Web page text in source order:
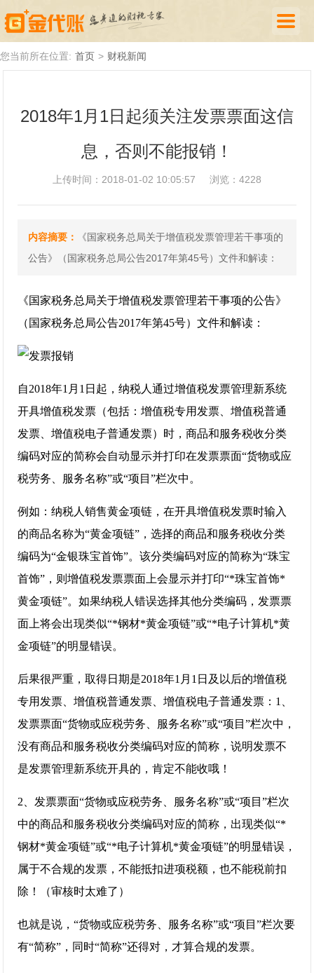
代理记账
厦门落户
财税新闻
关于我们
诚聘英才
您当前所在位置: 首页 > 财税新闻
2018年1月1日起须关注发票票面这信
息，否则不能报销！
上传时间：2018-01-02 10:05:57 浏览：4228
内容摘要：
《国家税务总局关于增值税发票管理若干事项的
公告》（国家税务总局公告2017年第45号）文件和解读：
《国家税务总局关于增值税发票管理若干事项的公告》
（国家税务总局公告2017年第45号）文件和解读：
自2018年1月1日起，纳税人通过增值税发票管理新系统
开具增值税发票（包括：增值税专用发票、增值税普通
发票、增值税电子普通发票）时，商品和服务税收分类
编码对应的简称会自动显示并打印在发票票面“货物或应
税劳务、服务名称”或“项目”栏次中。
例如：纳税人销售黄金项链，在开具增值税发票时输入
的商品名称为“黄金项链”，选择的商品和服务税收分类
编码为“金银珠宝首饰”。该分类编码对应的简称为“珠宝
首饰”，则增值税发票票面上会显示并打印“*珠宝首饰*
黄金项链”。如果纳税人错误选择其他分类编码，发票票
面上将会出现类似“*钢材*黄金项链”或“*电子计算机*黄
金项链”的明显错误。
后果很严重，取得日期是2018年1月1日及以后的增值税
专用发票、增值税普通发票、增值税电子普通发票：1、
发票票面“货物或应税劳务、服务名称”或“项目”栏次中，
没有商品和服务税收分类编码对应的简称，说明发票不
是发票管理新系统开具的，肯定不能收哦！
2、发票票面“货物或应税劳务、服务名称”或“项目”栏次
中的商品和服务税收分类编码对应的简称，出现类似“*
钢材*黄金项链”或“*电子计算机*黄金项链”的明显错误，
属于不合规的发票，不能抵扣进项税额，也不能税前扣
除！（审核时太难了）
也就是说，“货物或应税劳务、服务名称”或“项目”栏次要
有“简称”，同时“简称”还得对，才算合规的发票。